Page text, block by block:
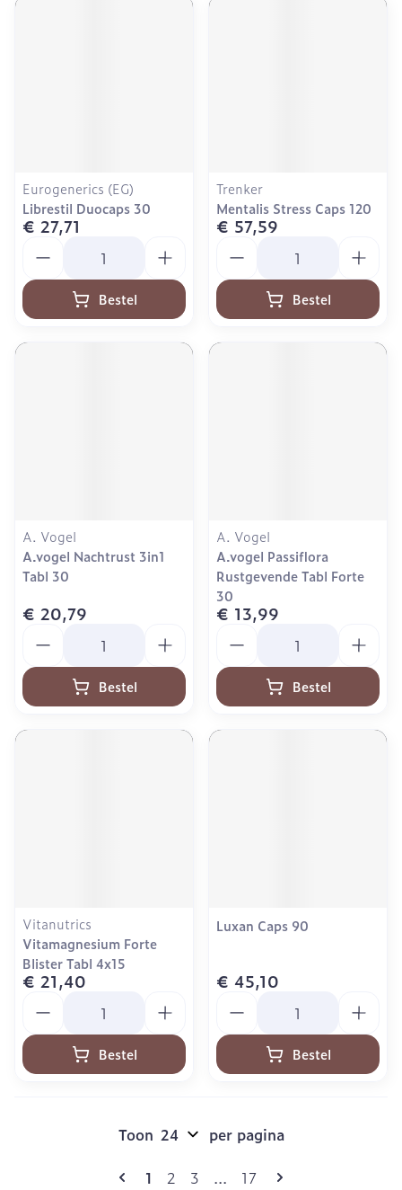
Eurogenerics (EG)
Librestil Duocaps 30
€ 27,71
Bestel
Trenker
Mentalis Stress Caps 120
€ 57,59
Bestel
A. Vogel
A.vogel Nachtrust 3in1
Tabl 30
€ 20,79
Bestel
A. Vogel
A.vogel Passiflora
Rustgevende Tabl Forte
30
€ 13,99
Bestel
Vitanutrics
Vitamagnesium Forte
Blister Tabl 4x15
€ 21,40
Bestel
Luxan Caps 90
€ 45,10
Bestel
Pagina's
U lees momenteel pagina
1 Pagina
2 Pagina
3 ... Pagina
17
Toon per pagina